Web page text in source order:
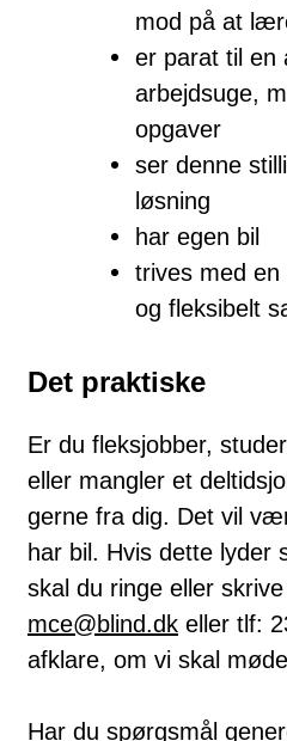
mod på at
er parat til en
arbejdsuge,
opgaver
ser denne
løsning
har egen bil
trives med
og fleksibelt
Det praktiske
Er du fleksjobber,
eller mangler et
gerne fra dig. Det vil
har bil. Hvis dette lyder
skal du ringe eller
mce@blind.dk eller tlf:
afklare, om vi skal
Har du spørgsmål